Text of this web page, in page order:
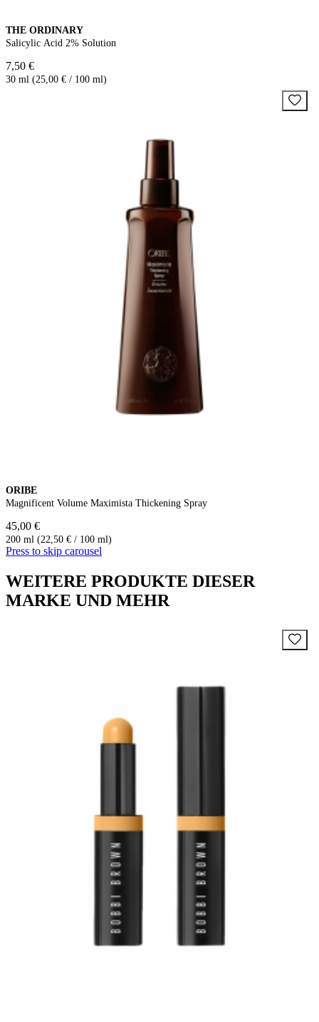
THE ORDINARY
Salicylic Acid 2% Solution
7,50 €
30 ml (25,00 € / 100 ml)
ORIBE
Magnificent Volume Maximista Thickening Spray
45,00 €
200 ml (22,50 € / 100 ml)
Press to skip carousel
WEITERE PRODUKTE DIESER
MARKE UND MEHR